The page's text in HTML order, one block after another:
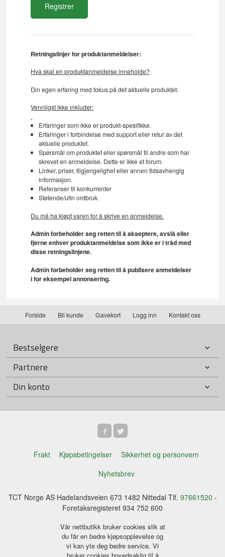
Retningslinjer for produktanmeldelser:
Hva skal en produktanmeldelse inneholde?
Din egen erfaring med fokus på det aktuelle produktet.
Vennligst ikke inkluder:
Erfaringer som ikke er produkt-spesifikke.
Erfaringer i forbindelse med support eller retur av det
aktuelle produktet.
Spørsmål om produktet eller spørsmål til andre som har
skrevet en anmeldelse. Dette er ikke et forum.
Linker, priser, tilgjengelighet eller annen tidsavhengig
informasjon.
Referanser til konkurrenter
Støtende/ufin ordbruk.
Du må ha kjøpt varen for å skrive en anmeldelse.
Admin forbeholder seg retten til å akseptere, avslå eller
fjerne enhver produktanmeldelse som ikke er i tråd med
disse retningslinjene.
Admin forbeholder seg retten til å publisere anmeldelser
i for eksempel annonsering.
Forside Bli kunde Gavekort Logg inn Kontakt oss
Bestselgere
Partnere
Din konto
Frakt Kjøpsbetingelser
Sikkerhet og personvern
Nyhetsbrev
TCT Norge AS Hadelandsveien 673 1482 Nittedal Tlf. 97661520 -
Foretaksregisteret 934 752 600
Vår nettbutikk bruker cookies slik at
du får en bedre kjøpsopplevelse og
vi kan yte deg bedre service. Vi